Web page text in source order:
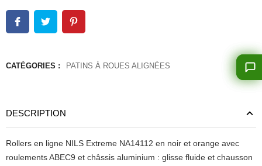
CATÉGORIES : PATINS À ROUES ALIGNÉES
DESCRIPTION
Rollers en ligne NILS Extreme NA14112 en noir et orange avec
roulements ABEC9 et châssis aluminium : glisse fluide et chausson